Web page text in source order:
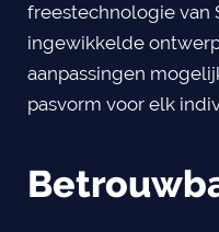
freestechnologie van
ingewikkelde
aanpassingen
pasvorm voor elk